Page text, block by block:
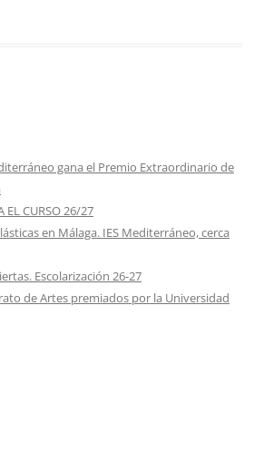
gana el Premio Extraordinario de
EL CURSO 26/27
en Málaga. IES Mediterráneo, cerca
Escolarización 26-27
de Artes premiados por la Universidad